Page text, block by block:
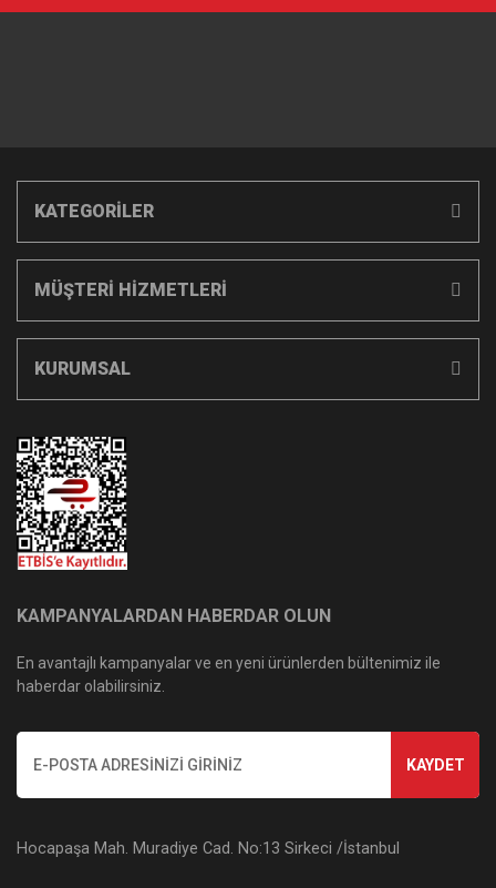
KATEGORİLER
MÜŞTERİ HİZMETLERİ
KURUMSAL
KAMPANYALARDAN HABERDAR OLUN
En avantajlı kampanyalar ve en yeni ürünlerden bültenimiz ile
haberdar olabilirsiniz.
KAYDET
Hocapaşa Mah. Muradiye Cad. No:13 Sirkeci /İstanbul